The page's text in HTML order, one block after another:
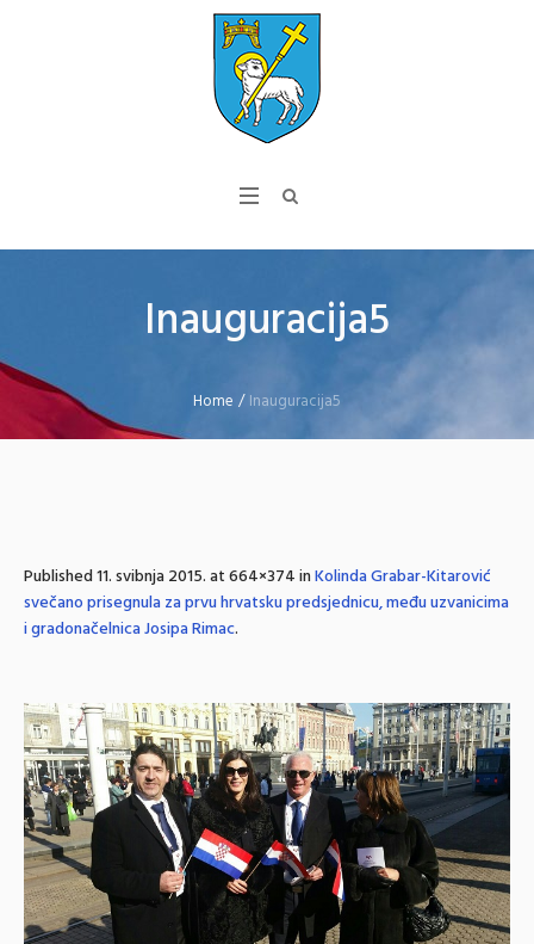
Inauguracija5
Home /Inauguracija5
Published11. svibnja 2015.at 664×374 inKolinda Grabar-Kitarović
svečano prisegnula za prvu hrvatsku predsjednicu, među uzvanicima
i gradonačelnica Josipa Rimac.